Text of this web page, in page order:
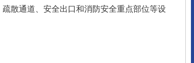
散通道、安全出口和消防安全重点部位等设